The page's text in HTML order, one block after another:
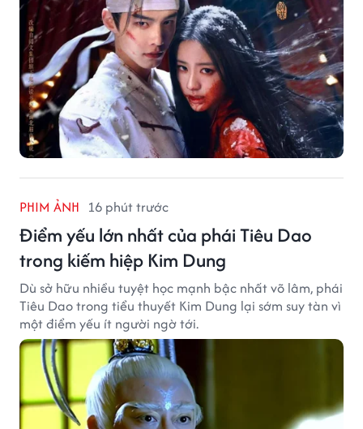
PHIM ẢNH 16 phút trước
Điểm yếu lớn nhất của phái Tiêu Dao
trong kiếm hiệp Kim Dung
Dù sở hữu nhiều tuyệt học mạnh bậc nhất võ lâm, phái
Tiêu Dao trong tiểu thuyết Kim Dung lại sớm suy tàn vì
một điểm yếu ít người ngờ tới.